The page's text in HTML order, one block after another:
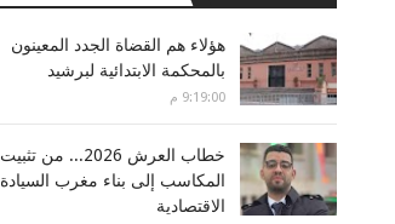
هؤلاء هم القضاة الجدد المعينون
بالمحكمة الابتدائية لبرشيد
9:19:00 م
خطاب العرش 2026... من تثبيت
المكاسب إلى بناء مغرب السيادة
الاقتصادية